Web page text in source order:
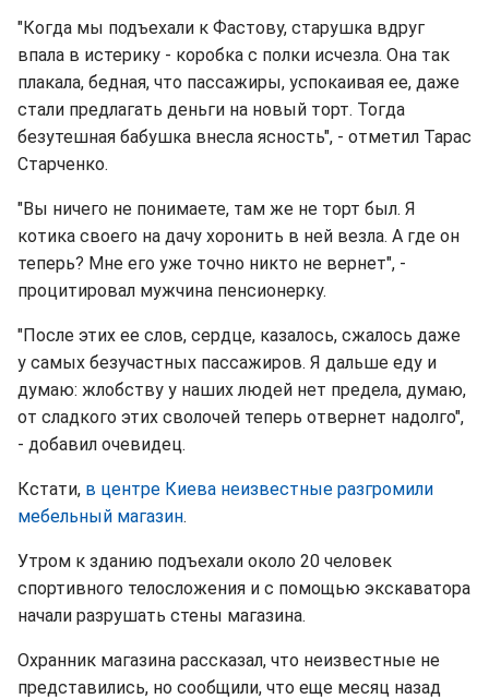
"Когда мы подъехали к Фастову, старушка вдруг
впала в истерику - коробка с полки исчезла. Она так
плакала, бедная, что пассажиры, успокаивая ее, даже
стали предлагать деньги на новый торт. Тогда
безутешная бабушка внесла ясность", - отметил Тарас
Старченко.
"Вы ничего не понимаете, там же не торт был. Я
котика своего на дачу хоронить в ней везла. А где он
теперь? Мне его уже точно никто не вернет", -
процитировал мужчина пенсионерку.
"После этих ее слов, сердце, казалось, сжалось даже
у самых безучастных пассажиров. Я дальше еду и
думаю: жлобству у наших людей нет предела, думаю,
от сладкого этих сволочей теперь отвернет надолго",
- добавил очевидец.
Кстати, в центре Киева неизвестные разгромили
мебельный магазин.
Утром к зданию подъехали около 20 человек
спортивного телосложения и с помощью экскаватора
начали разрушать стены магазина.
Охранник магазина рассказал, что неизвестные не
представились, но сообщили, что еще месяц назад